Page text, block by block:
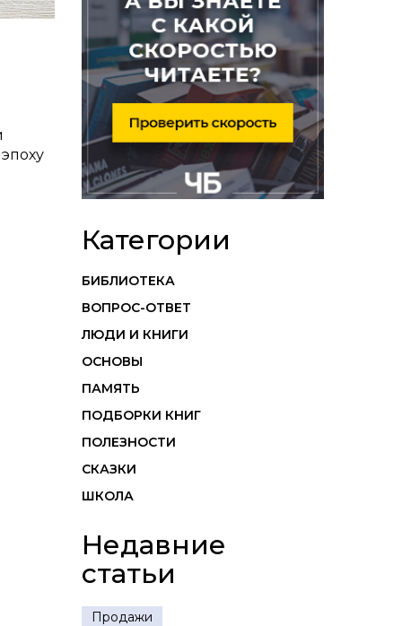
Категории
БИБЛИОТЕКА
ВОПРОС-ОТВЕТ
ЛЮДИ И КНИГИ
ОСНОВЫ
ПАМЯТЬ
ПОДБОРКИ КНИГ
ПОЛЕЗНОСТИ
СКАЗКИ
ШКОЛА
Недавние
статьи
Продажи